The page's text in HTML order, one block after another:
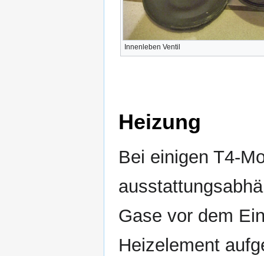
Innenleben Ventil
Heizung
Bei einigen T4-
Gase vor dem
Heizelement